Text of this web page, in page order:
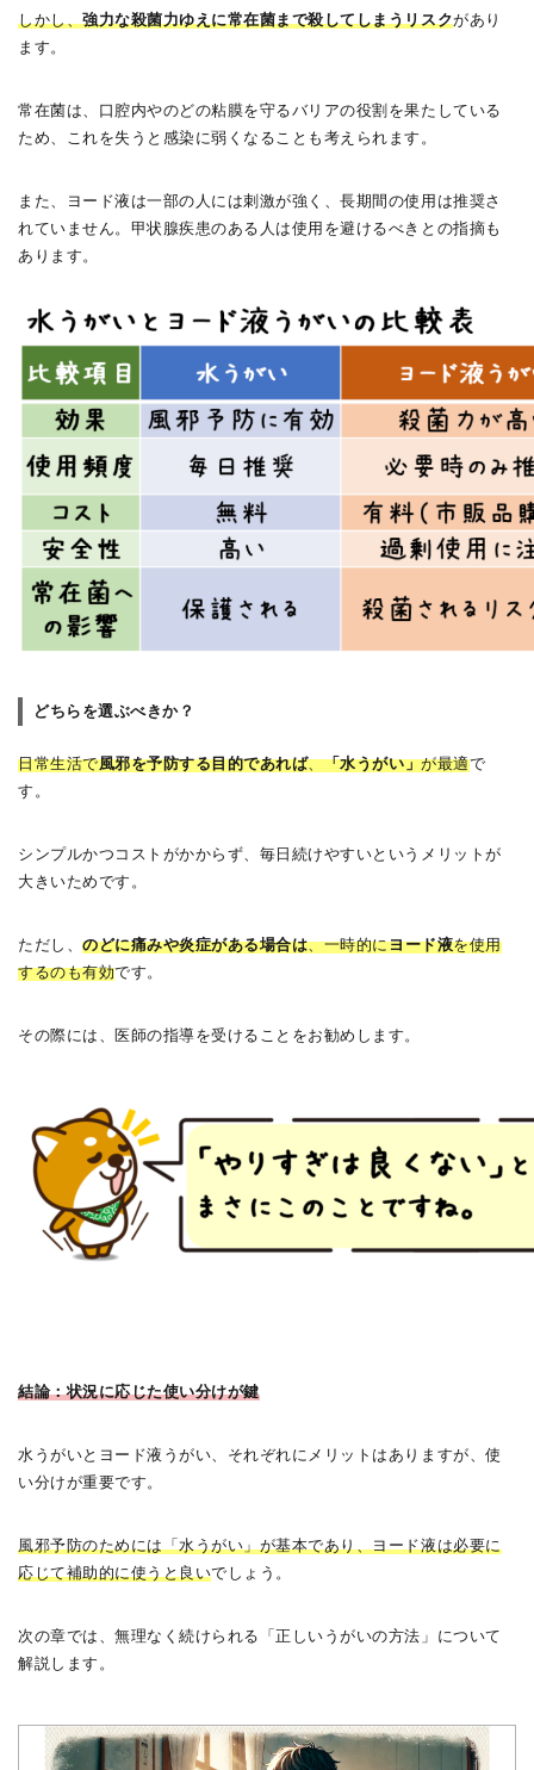
しかし、強力な殺菌力ゆえに常在菌まで殺してしまうリスクがあり
ます。
常在菌は、口腔内やのどの粘膜を守るバリアの役割を果たしている
ため、これを失うと感染に弱くなることも考えられます。
また、ヨード液は一部の人には刺激が強く、長期間の使用は推奨さ
れていません。甲状腺疾患のある人は使用を避けるべきとの指摘も
あります。
どちらを選ぶべきか？
日常生活で風邪を予防する目的であれば、「水うがい」が最適で
す。
シンプルかつコストがかからず、毎日続けやすいというメリットが
大きいためです。
ただし、のどに痛みや炎症がある場合は、一時的にヨード液を使用
するのも有効です。
その際には、医師の指導を受けることをお勧めします。
結論：状況に応じた使い分けが鍵
水うがいとヨード液うがい、それぞれにメリットはありますが、使
い分けが重要です。
風邪予防のためには「水うがい」が基本であり、ヨード液は必要に
応じて補助的に使うと良いでしょう。
次の章では、無理なく続けられる「正しいうがいの方法」について
解説します。